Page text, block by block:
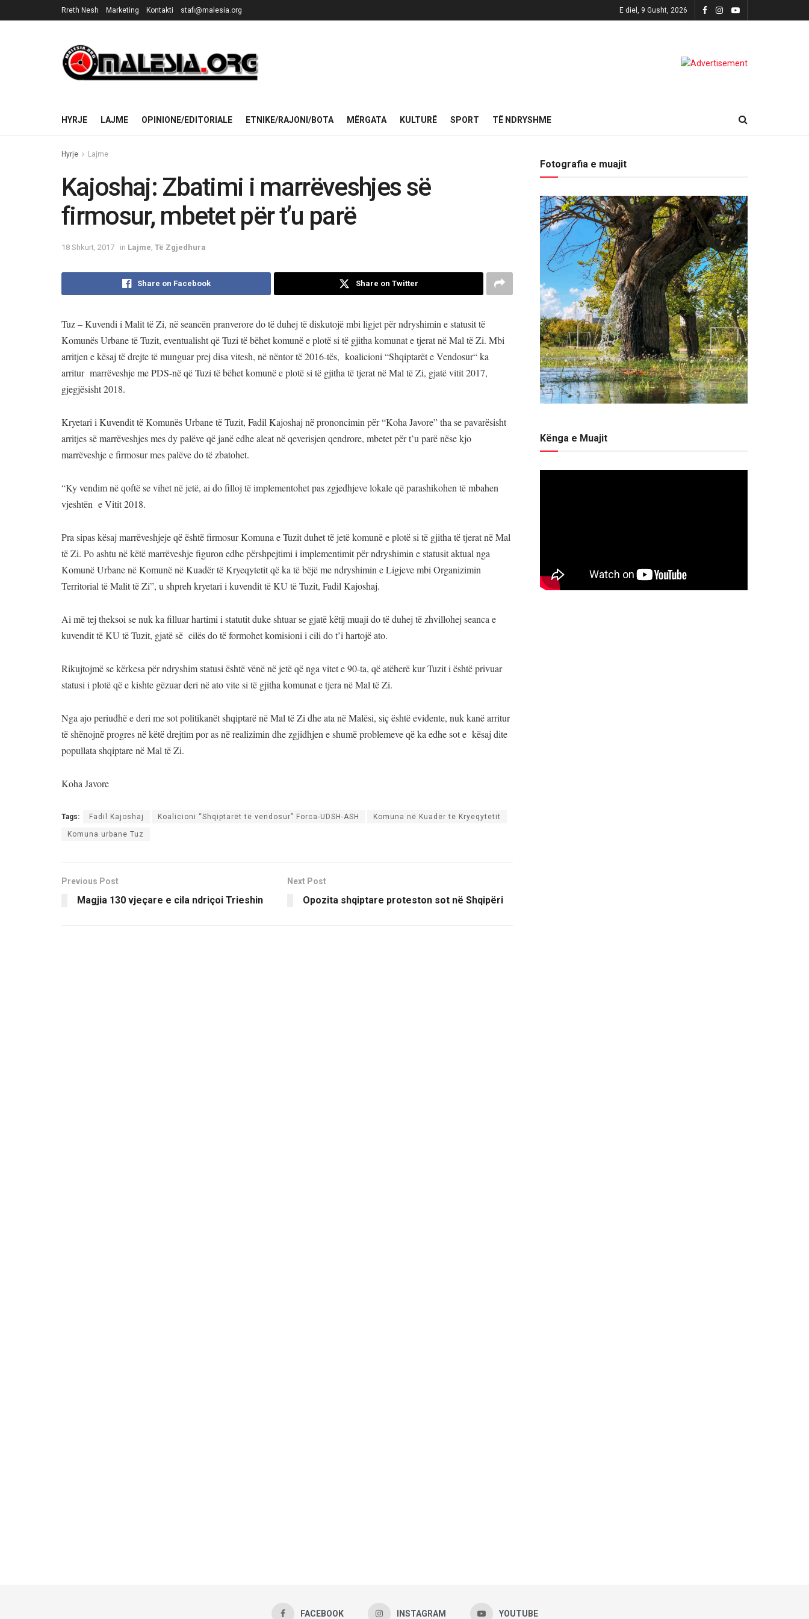
Rreth Nesh Marketing Kontakti stafi@malesia.org E diel, 9 Gusht, 2026
HYRJE LAJME OPINIONE/EDITORIALE ETNIKE/RAJONI/BOTA MËRGATA KULTURË SPORT TË NDRYSHME
Hyrje Lajme
Kajoshaj: Zbatimi i marrëveshjes së
firmosur, mbetet për t’u parë
18 Shkurt, 2017 in Lajme Të Zgjedhura
Share on Facebook Share on Twitter
Tuz – Kuvendi i Malit të Zi, në seancën pranverore do të duhej të diskutojë mbi ligjet për ndryshimin e statusit të
Komunës Urbane të Tuzit, eventualisht që Tuzi të bëhet komunë e plotë si të gjitha komunat e tjerat në Mal të Zi. Mbi
arritjen e kësaj të drejte të munguar prej disa vitesh, në nëntor të 2016-tës, koalicioni “Shqiptarët e Vendosur“ ka
arritur marrëveshje me PDS-në që Tuzi të bëhet komunë e plotë si të gjitha të tjerat në Mal të Zi, gjatë vitit 2017,
gjegjësisht 2018.
Kryetari i Kuvendit të Komunës Urbane të Tuzit, Fadil Kajoshaj në prononcimin për “Koha Javore” tha se pavarësisht
arritjes së marrëveshjes mes dy palëve që janë edhe aleat në qeverisjen qendrore, mbetet për t’u parë nëse kjo
marrëveshje e firmosur mes palëve do të zbatohet.
“Ky vendim në qoftë se vihet në jetë, ai do filloj të implementohet pas zgjedhjeve lokale që parashikohen të mbahen
vjeshtën e Vitit 2018.
Pra sipas kësaj marrëveshjeje që është firmosur Komuna e Tuzit duhet të jetë komunë e plotë si të gjitha të tjerat në Mal
të Zi. Po ashtu në këtë marrëveshje figuron edhe përshpejtimi i implementimit për ndryshimin e statusit aktual nga
Komunë Urbane në Komunë në Kuadër të Kryeqytetit që ka të bëjë me ndryshimin e Ligjeve mbi Organizimin
Territorial të Malit të Zi”, u shpreh kryetari i kuvendit të KU të Tuzit, Fadil Kajoshaj.
Ai më tej theksoi se nuk ka filluar hartimi i statutit duke shtuar se gjatë këtij muaji do të duhej të zhvillohej seanca e
kuvendit të KU të Tuzit, gjatë së cilës do të formohet komisioni i cili do t’i hartojë ato.
Rikujtojmë se kërkesa për ndryshim statusi është vënë në jetë që nga vitet e 90-ta, që atëherë kur Tuzit i është privuar
statusi i plotë që e kishte gëzuar deri në ato vite si të gjitha komunat e tjera në Mal të Zi.
Nga ajo periudhë e deri me sot politikanët shqiptarë në Mal të Zi dhe ata në Malësi, siç është evidente, nuk kanë arritur
të shënojnë progres në këtë drejtim por as në realizimin dhe zgjidhjen e shumë problemeve që ka edhe sot e kësaj dite
popullata shqiptare në Mal të Zi.
Koha Javore
Tags: Fadil Kajoshaj Koalicioni “Shqiptarët të vendosur” Forca-UDSH-ASH Komuna në Kuadër të Kryeqytetit
Komuna urbane Tuz
Previous Post
Magjia 130 vjeçare e cila ndriçoi Trieshin
Next Post
Opozita shqiptare proteston sot në Shqipëri
Fotografia e muajit
Kënga e Muajit
FACEBOOK INSTAGRAM YOUTUBE